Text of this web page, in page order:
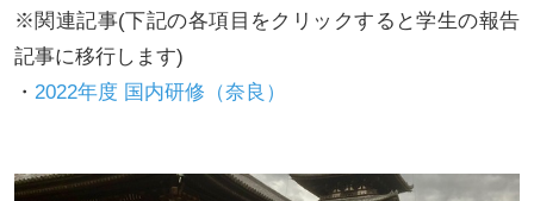
※関連記事(下記の各項目をクリックすると学生の報告
記事に移行します)
・ 2022年度 国内研修（奈良）